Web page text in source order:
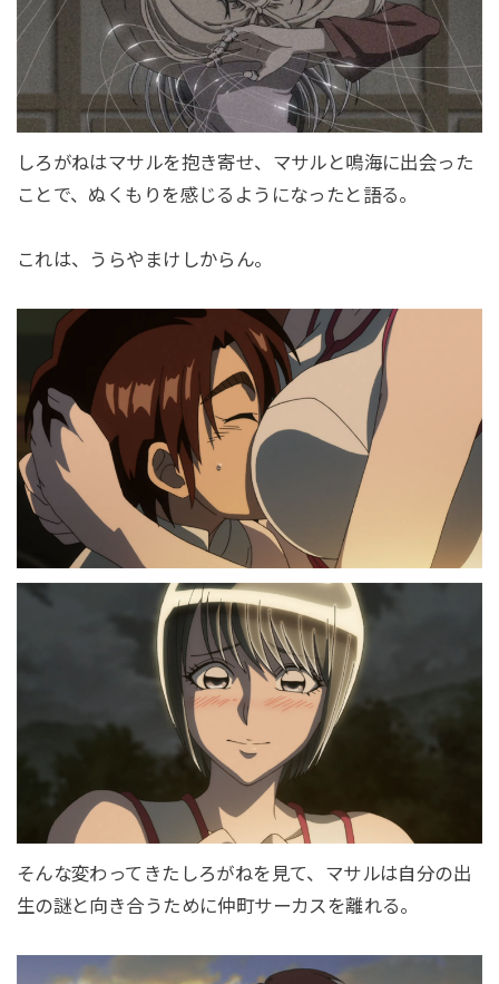
しろがねはマサルを抱き寄せ、マサルと鳴海に出会った
ことで、ぬくもりを感じるようになったと語る。
これは、うらやまけしからん。
そんな変わってきたしろがねを見て、マサルは自分の出
生の謎と向き合うために仲町サーカスを離れる。